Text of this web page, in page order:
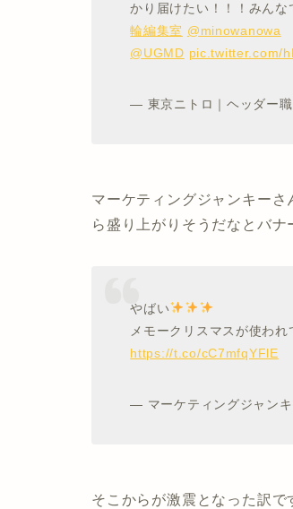
かり届けたい！！！みんな
輪編集室 @minowanowa
@UGMD pic.twitter.com/
— 東京ニトロ｜ヘッダー
マーケティングジャンキー
ら盛り上がりそうだなとバナ
やばい
メモークリスマスが使わ
https://t.co/cC7mfqYFlE
— マーケティングジャン
そこからが激震となった訳